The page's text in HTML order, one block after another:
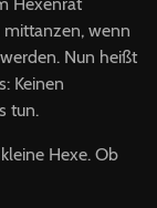
Hexenrat
mittanzen, wenn
Nun heißt
Keinen
tun.
Hexe. Ob